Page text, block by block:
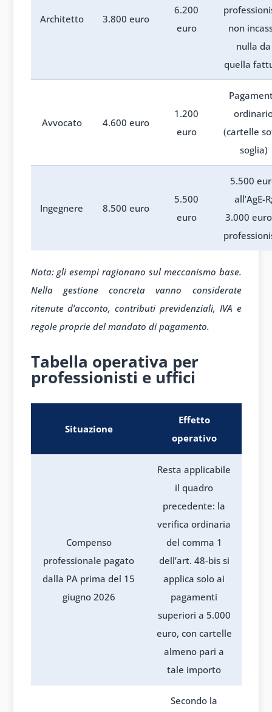
Architetto 3.800 euro
6.200
euro
non
nulla da
quella
Avvocato 4.600 euro
1.200
euro
(cartelle
soglia)
Ingegnere 8.500 euro
5.500
euro
5.500
all’AgE-
3.000
Nota: gli esempi ragionano sul meccanismo base.
Nella gestione concreta vanno considerate
ritenute d’acconto, contributi previdenziali, IVA e
regole proprie del mandato di pagamento.
Tabella operativa per
professionisti e uffici
Situazione
Effetto
operativo
Compenso
professionale pagato
dalla PA prima del 15
giugno 2026
Resta applicabile
il quadro
precedente: la
verifica ordinaria
del comma 1
dell’art. 48-bis si
applica solo ai
pagamenti
superiori a 5.000
euro, con cartelle
almeno pari a
tale importo
Secondo la